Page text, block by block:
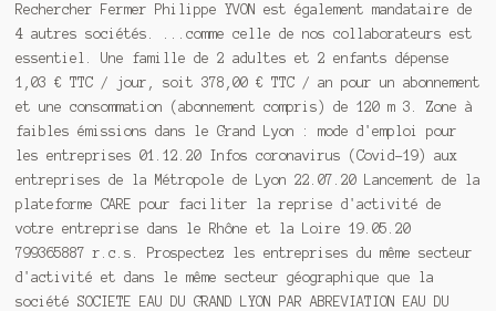
Rechercher Fermer Philippe YVON est également mandataire de
4 autres sociétés. ...comme celle de nos collaborateurs est
essentiel. Une famille de 2 adultes et 2 enfants dépense
1,03 € TTC / jour, soit 378,00 € TTC / an pour un abonnement
et une consommation (abonnement compris) de 120 m 3. Zone à
faibles émissions dans le Grand Lyon : mode d'emploi pour
les entreprises 01.12.20 Infos coronavirus (Covid-19) aux
entreprises de la Métropole de Lyon 22.07.20 Lancement de la
plateforme CARE pour faciliter la reprise d'activité de
votre entreprise dans le Rhône et la Loire 19.05.20
799365887 r.c.s. Prospectez les entreprises du même secteur
d'activité et dans le même secteur géographique que la
société SOCIETE EAU DU GRAND LYON PAR ABREVIATION EAU DU